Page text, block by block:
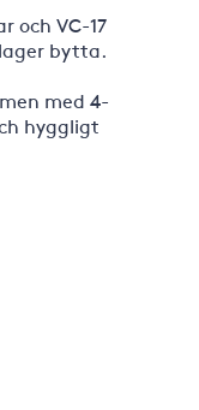
och VC-17
bytta.
med 4-
hyggligt